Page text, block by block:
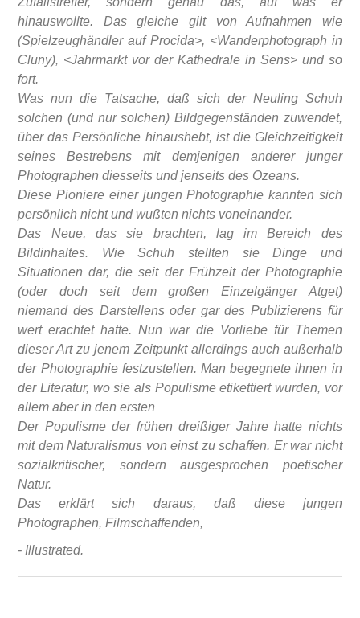
hinauswollte. Das gleiche gilt von Aufnahmen wie
(Spielzeughändler auf Procida>, <Wanderphotograph in
Cluny), <Jahrmarkt vor der Kathedrale in Sens> und so
fort.
Was nun die Tatsache, daß sich der Neuling Schuh
solchen (und nur solchen) Bildgegenständen zuwendet,
über das Persönliche hinaushebt, ist die Gleichzeitigkeit
seines Bestrebens mit demjenigen anderer junger
Photographen diesseits und jenseits des Ozeans.
Diese Pioniere einer jungen Photographie kannten sich
persönlich nicht und wußten nichts voneinander.
Das Neue, das sie brachten, lag im Bereich des
Bildinhaltes. Wie Schuh stellten sie Dinge und
Situationen dar, die seit der Frühzeit der Photographie
(oder doch seit dem großen Einzelgänger Atget)
niemand des Darstellens oder gar des Publizierens für
wert erachtet hatte. Nun war die Vorliebe für Themen
dieser Art zu jenem Zeitpunkt allerdings auch außerhalb
der Photographie festzustellen. Man begegnete ihnen in
der Literatur, wo sie als Populisme etikettiert wurden, vor
allem aber in den ersten
Der Populisme der frühen dreißiger Jahre hatte nichts
mit dem Naturalismus von einst zu schaffen. Er war nicht
sozialkritischer, sondern ausgesprochen poetischer
Natur.
Das erklärt sich daraus, daß diese jungen
Photographen, Filmschaffenden,
- Illustrated.